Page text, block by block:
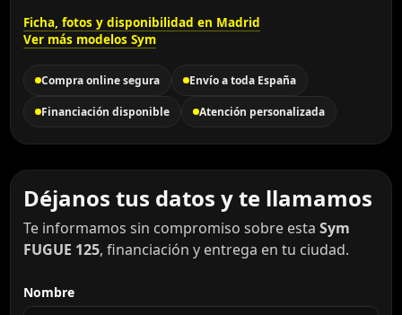
Ficha, fotos y disponibilidad en Madrid
Ver más modelos Sym
Compra online segura Envío a toda España
Financiación disponible Atención personalizada
Déjanos tus datos y te llamamos
Te informamos sin compromiso sobre esta Sym
FUGUE 125, financiación y entrega en tu ciudad.
Nombre